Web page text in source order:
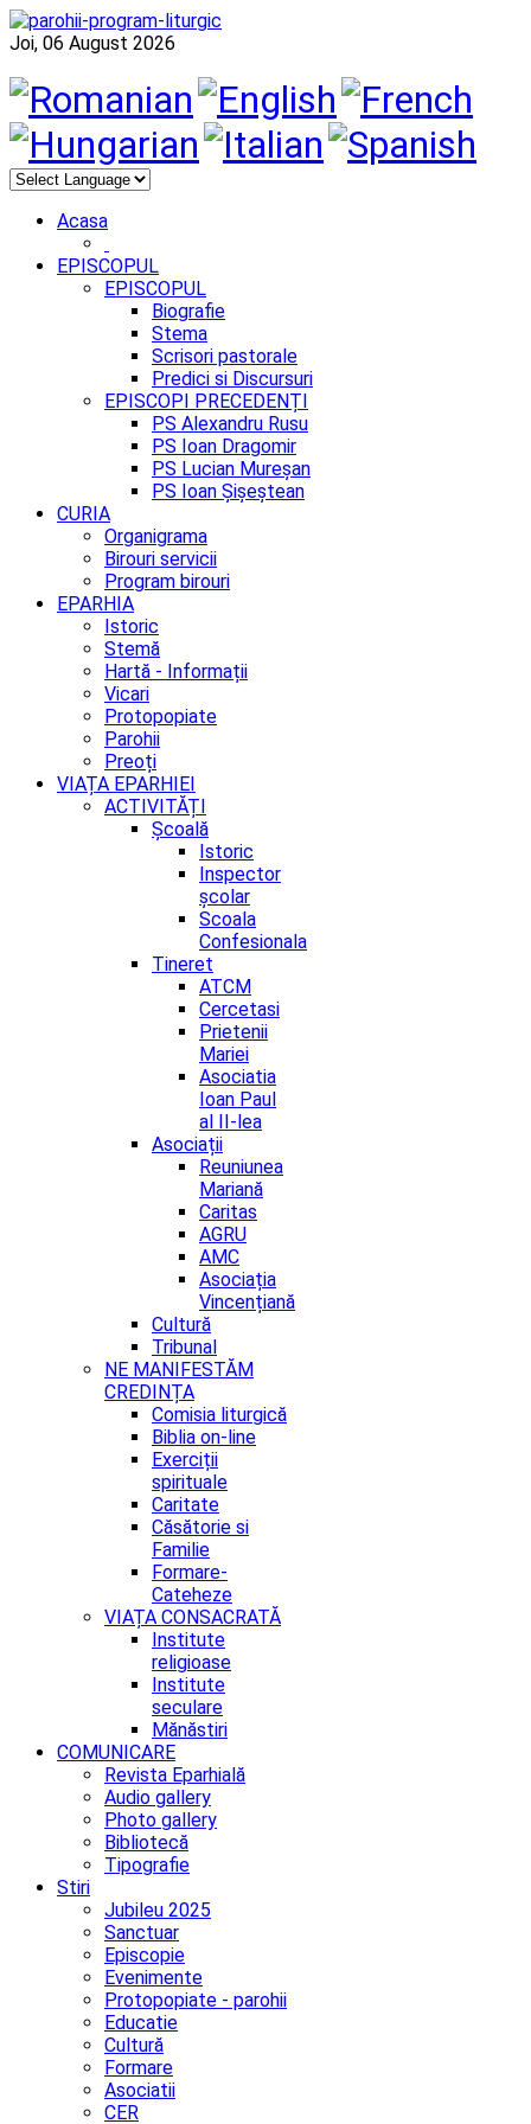
Joi, 06 August 2026
Acasa
EPISCOPUL
EPISCOPUL
Biografie
Stema
Scrisori pastorale
Predici si Discursuri
EPISCOPI PRECEDENȚI
PS Alexandru Rusu
PS Ioan Dragomir
PS Lucian Mureșan
PS Ioan Șișeștean
CURIA
Organigrama
Birouri servicii
Program birouri
EPARHIA
Istoric
Stemă
Hartă - Informații
Vicari
Protopopiate
Parohii
Preoți
VIAȚA EPARHIEI
ACTIVITĂȚI
Școală
Istoric
Inspector
școlar
Scoala
Confesionala
Tineret
ATCM
Cercetasi
Prietenii
Mariei
Asociatia
Ioan Paul
al II-lea
Asociații
Reuniunea
Mariană
Caritas
AGRU
AMC
Asociația
Vincențiană
Cultură
Tribunal
NE MANIFESTĂM
CREDINȚA
Comisia liturgică
Biblia on-line
Exerciții
spirituale
Caritate
Căsătorie si
Familie
Formare-
Cateheze
VIAȚA CONSACRATĂ
Institute
religioase
Institute
seculare
Mănăstiri
COMUNICARE
Revista Eparhială
Audio gallery
Photo gallery
Bibliotecă
Tipografie
Stiri
Jubileu 2025
Sanctuar
Episcopie
Evenimente
Protopopiate - parohii
Educatie
Cultură
Formare
Asociatii
CER